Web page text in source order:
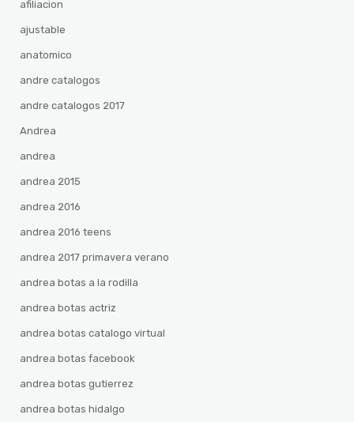
afiliacion
ajustable
anatomico
andre catalogos
andre catalogos 2017
Andrea
andrea
andrea 2015
andrea 2016
andrea 2016 teens
andrea 2017 primavera verano
andrea botas a la rodilla
andrea botas actriz
andrea botas catalogo virtual
andrea botas facebook
andrea botas gutierrez
andrea botas hidalgo